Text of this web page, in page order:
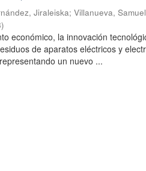
Jiraleiska;Villanueva, Samuel
)
económico, la innovación
de aparatos eléctricos y
un nuevo ...